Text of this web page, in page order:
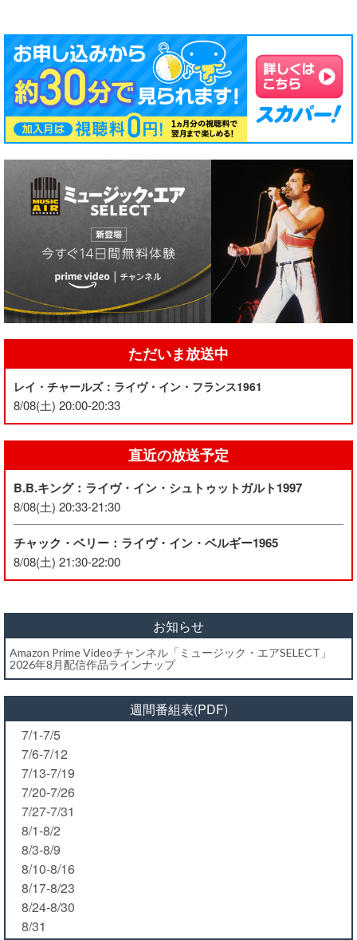
ただいま放送中
レイ・チャールズ：ライヴ・イン・フランス1961
8/08(土) 20:00-20:33
直近の放送予定
B.B.キング：ライヴ・イン・シュトゥットガルト1997
8/08(土) 20:33-21:30
チャック・ベリー：ライヴ・イン・ベルギー1965
8/08(土) 21:30-22:00
お知らせ
Amazon Prime Videoチャンネル「ミュージック・エアSELECT」
2026年8月配信作品ラインナップ
週間番組表(PDF)
7/1-7/5
7/6-7/12
7/13-7/19
7/20-7/26
7/27-7/31
8/1-8/2
8/3-8/9
8/10-8/16
8/17-8/23
8/24-8/30
8/31